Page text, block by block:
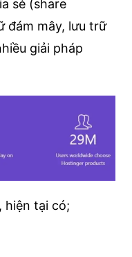
sẻ (share
đám mây, lưu trữ
giải pháp
hiện tại có;